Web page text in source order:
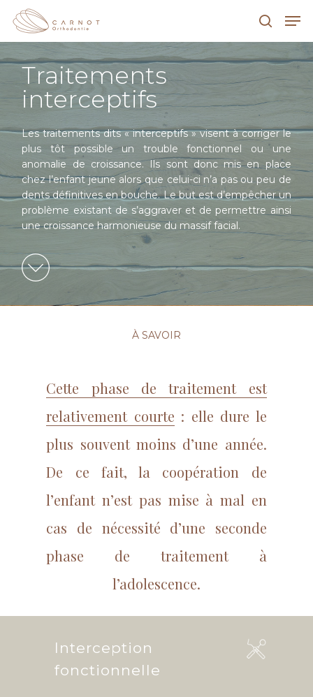
Hit enter to search or ESC to close
Traitements
interceptifs
Les traitements dits « interceptifs » visent à corriger le
plus tôt possible un trouble fonctionnel ou une
anomalie de croissance. Ils sont donc mis en place
chez l’enfant jeune alors que celui-ci n’a pas ou peu de
dents définitives en bouche. Le but est d’empêcher un
problème existant de s’aggraver et de permettre ainsi
une croissance harmonieuse du massif facial.
À SAVOIR
Cette phase de traitement est
relativement courte : elle dure le
plus souvent moins d’une année.
De ce fait, la coopération de
l’enfant n’est pas mise à mal en
cas de nécessité d’une seconde
phase de traitement à
l’adolescence.
Interception
fonctionnelle